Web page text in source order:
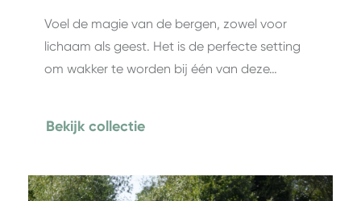
Voel de magie van de bergen, zowel voor
lichaam als geest. Het is de perfecte setting
om wakker te worden bij één van deze…
Bekijk collectie